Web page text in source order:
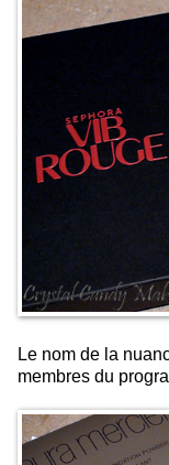
Le nom de la
membres du